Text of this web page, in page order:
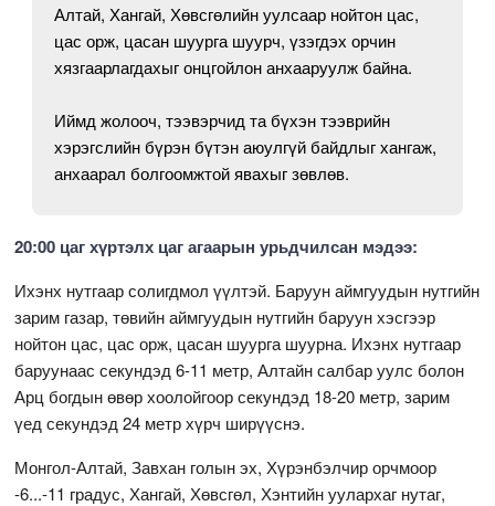
Алтай, Хангай, Хөвсгөлийн уулсаар нойтон цас,
цас орж, цасан шуурга шуурч, үзэгдэх орчин
хязгаарлагдахыг онцгойлон анхааруулж байна.
Иймд жолооч, тээвэрчид та бүхэн тээврийн
хэрэгслийн бүрэн бүтэн аюулгүй байдлыг хангаж,
анхаарал болгоомжтой явахыг зөвлөв.
20:00 цаг хүртэлх цаг агаарын урьдчилсан мэдээ:
Ихэнх нутгаар солигдмол үүлтэй. Баруун аймгуудын нутгийн
зарим газар, төвийн аймгуудын нутгийн баруун хэсгээр
нойтон цас, цас орж, цасан шуурга шуурна. Ихэнх нутгаар
баруунаас секундэд 6-11 метр, Алтайн салбар уулс болон
Арц богдын өвөр хоолойгоор секундэд 18-20 метр, зарим
үед секундэд 24 метр хүрч ширүүснэ.
Монгол-Алтай, Завхан голын эх, Хүрэнбэлчир орчмоор
-6...-11 градус, Хангай, Хөвсгөл, Хэнтийн уулархаг нутаг,